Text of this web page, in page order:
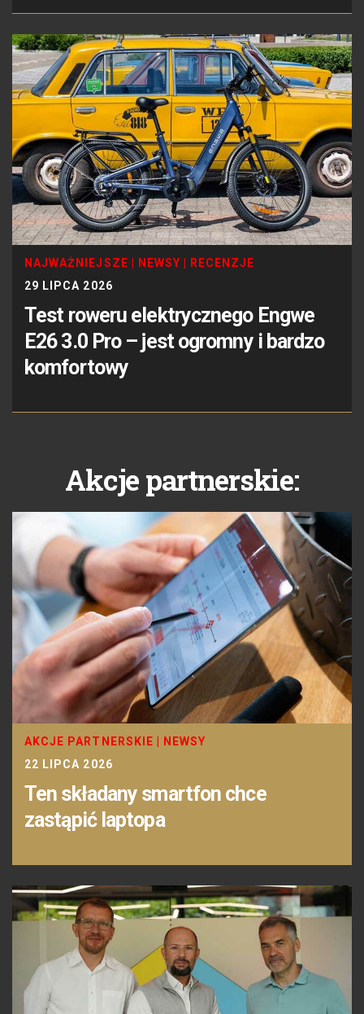
NAJWAŻNIEJSZE NEWSY
RECENZJE
29 LIPCA 2026
Test roweru elektrycznego Engwe
E26 3.0 Pro – jest ogromny i bardzo
komfortowy
Akcje partnerskie:
AKCJE PARTNERSKIE
NEWSY
22 LIPCA 2026
Ten składany smartfon chce
zastąpić laptopa